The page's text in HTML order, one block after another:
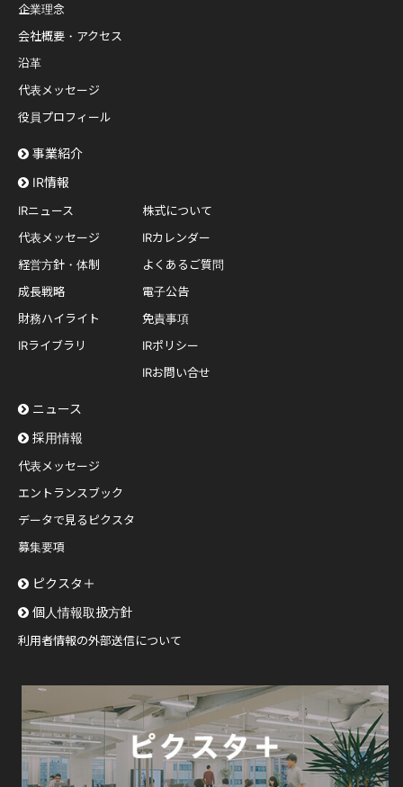
企業理念
会社概要・アクセス
沿革
代表メッセージ
役員プロフィール
事業紹介
IR情報
IRニュース
代表メッセージ
経営方針・体制
成長戦略
財務ハイライト
IRライブラリ
株式について
IRカレンダー
よくあるご質問
電子公告
免責事項
IRポリシー
IRお問い合せ
ニュース
採用情報
代表メッセージ
エントランスブック
データで見るピクスタ
募集要項
ピクスタ＋
個人情報取扱方針
利用者情報の外部送信について